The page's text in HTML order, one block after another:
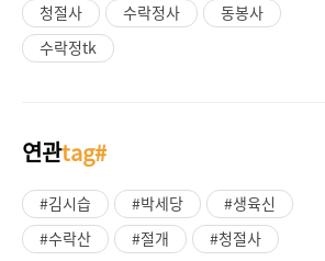
청절사
수락정사
동봉사
수락정tk
연관tag#
#김시습 #박세당
#생육신
#수락산
#절개 #청절사